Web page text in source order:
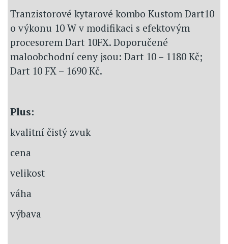
Tranzistorové kytarové kombo Kustom Dart10
o výkonu 10 W v modifikaci s efektovým
procesorem Dart 10FX. Doporučené
maloobchodní ceny jsou: Dart 10 – 1180 Kč;
Dart 10 FX – 1690 Kč.
Plus:
kvalitní čistý zvuk
cena
velikost
váha
výbava